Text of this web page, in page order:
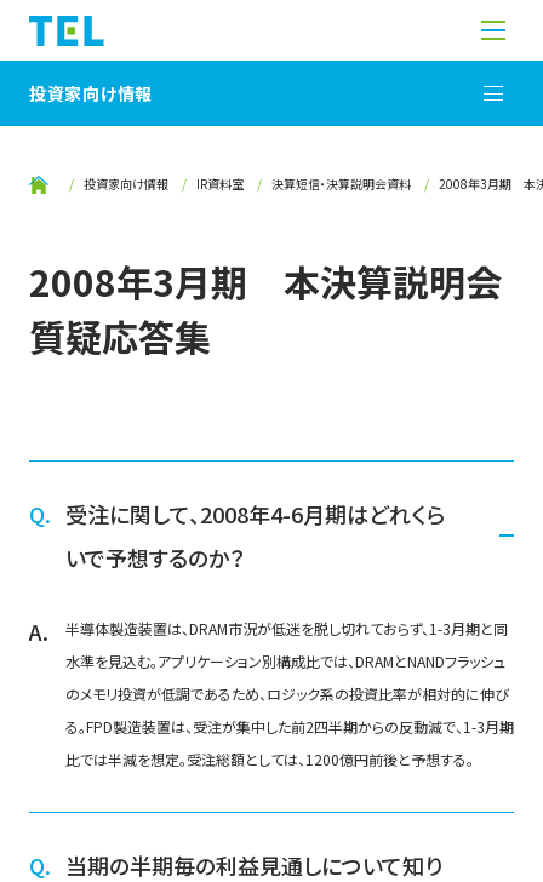
投資家向け情報
投資家向け情報 IR資料室 決算短信・決算説明会資料 2008年3月期 本
2008年3月期 本決算説明会
質疑応答集
受注に関して、2008年4-6月期はどれくら
いで予想するのか？
半導体製造装置は、DRAM市況が低迷を脱し切れておらず、1-3月期と同
水準を見込む。アプリケーション別構成比では、DRAMとNANDフラッシュ
のメモリ投資が低調であるため、ロジック系の投資比率が相対的に伸び
る。FPD製造装置は、受注が集中した前2四半期からの反動減で、1-3月期
比では半減を想定。受注総額としては、1200億円前後と予想する。
当期の半期毎の利益見通しについて知り